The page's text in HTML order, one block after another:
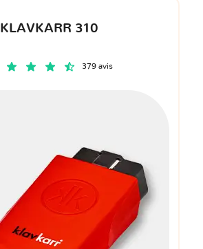
KLAVKARR 310
379 avis